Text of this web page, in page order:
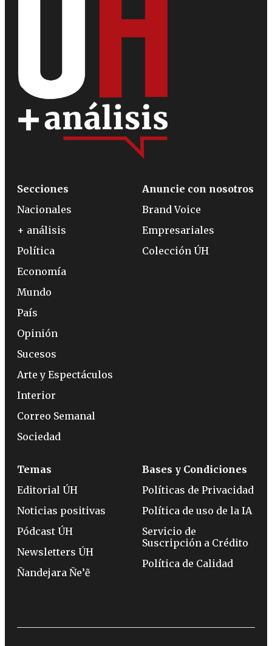
Secciones
Nacionales
+ análisis
Política
Economía
Mundo
País
Opinión
Sucesos
Arte y Espectáculos
Interior
Correo Semanal
Sociedad
Anuncie con nosotros
Brand Voice
Empresariales
Colección ÚH
Temas
Editorial ÚH
Noticias positivas
Pódcast ÚH
Newsletters ÚH
Ñandejara Ñe’ẽ
Bases y Condiciones
Políticas de Privacidad
Política de uso de la IA
Servicio de
Suscripción a Crédito
Política de Calidad